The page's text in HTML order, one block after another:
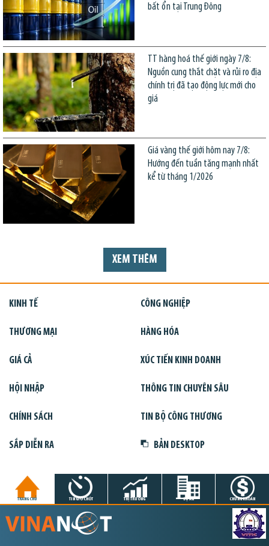
bất ổn tại Trung Đông
TT hàng hoá thế giới ngày 7/8:
Nguồn cung thắt chặt và rủi ro địa
chính trị đã tạo động lực mới cho
giá
Giá vàng thế giới hôm nay 7/8:
Hướng đến tuần tăng mạnh nhất
kể từ tháng 1/2026
XEM THÊM
KINH TẾ CÔNG NGHIỆP
THƯƠNG MẠI HÀNG HÓA
GIÁ CẢ XÚC TIẾN KINH DOANH
HỘI NHẬP THÔNG TIN CHUYÊN SÂU
CHÍNH SÁCH TIN BỘ CÔNG THƯƠNG
SẮP DIỄN RA BẢN DESKTOP
TRANG CHỦ TIN GIỜ CHÓT THỊ TRƯỜNG DỰ ÁN CHỨNG KHOÁN